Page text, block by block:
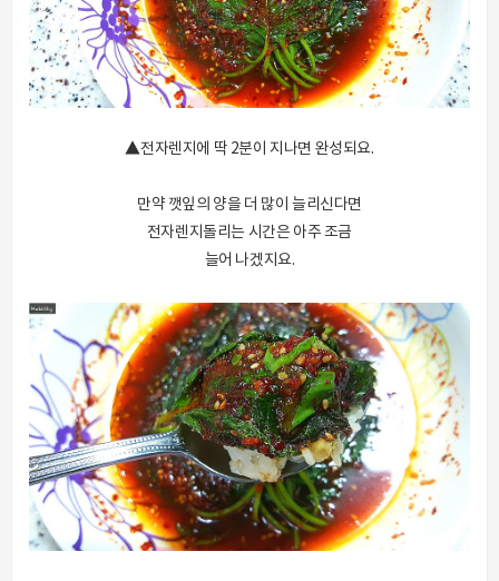
▲전자렌지에 딱 2분이 지나면 완성되요.
만약 깻잎의 양을 더 많이 늘리신다면
전자렌지돌리는 시간은 아주 조금
늘어 나겠지요.